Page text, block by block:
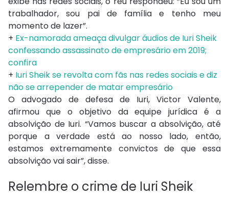
trabalhador, sou pai de família e tenho meu
momento de lazer”.
+ Ex-namorada ameaça divulgar áudios de Iuri Sheik
confessando assassinato de empresário em 2019;
confira
+ Iuri Sheik se revolta com fãs nas redes sociais e diz
não se arrepender de matar empresário
O advogado de defesa de Iuri, Victor Valente,
afirmou que o objetivo da equipe jurídica é a
absolvição de Iuri. “Vamos buscar a absolvição, até
porque a verdade está ao nosso lado, então,
estamos extremamente convictos de que essa
absolvição vai sair”, disse.
Relembre o crime de Iuri Sheik